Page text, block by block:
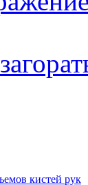
кистей рук